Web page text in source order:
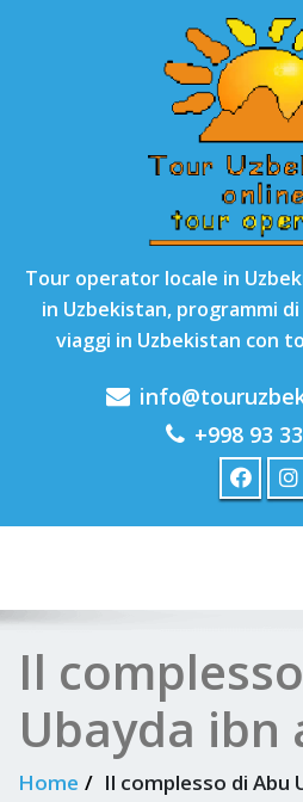
Tour operator locale in
in Uzbekistan, programmi
viaggi in Uzbekistan con
+998 93
Il
Ubayda ibn
Home Il complesso di Abu